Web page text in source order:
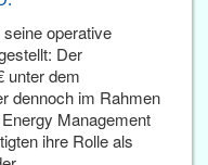
operative
Der
unter dem
dennoch im Rahmen
Management
ihre Rolle als